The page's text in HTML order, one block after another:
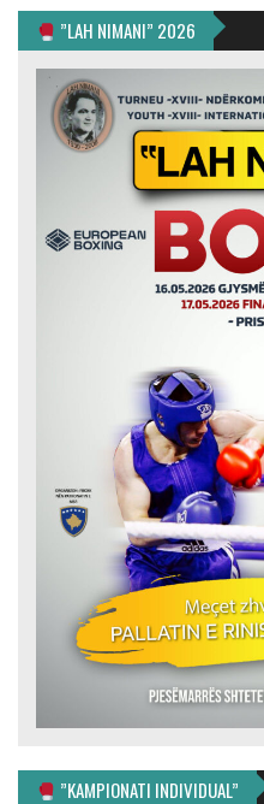
”LAH NIMANI” 2026
”KAMPIONATI INDIVIDUAL”